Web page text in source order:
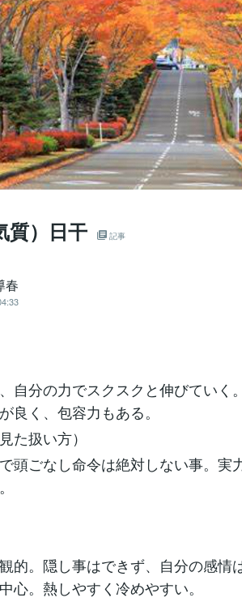
質）日干 記事
春
自分の力でスクスクと伸びていく
良く、包容力もある。
た扱い方）
頭ごなし命令は絶対しない事。実
的。隠し事はできず、自分の感情
心。熱しやすく冷めやすい。